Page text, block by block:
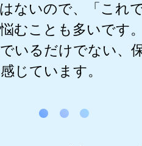
ないので、「これ
むことも多いです
いるだけでない、
じています。